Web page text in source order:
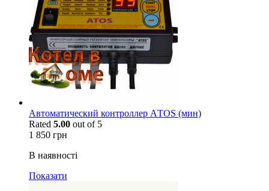
Автоматический контроллер АTOS (мин)
Rated 5.00 out of 5
1 850 грн
В наявності
Показати